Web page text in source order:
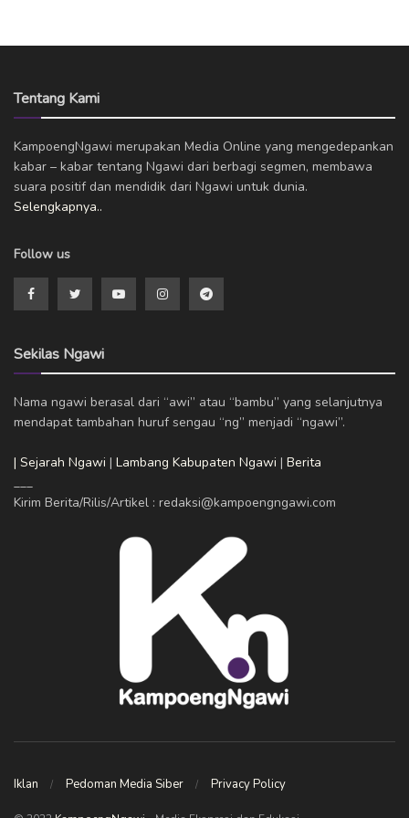
Tentang Kami
KampoengNgawi merupakan Media Online yang mengedepankan
kabar – kabar tentang Ngawi dari berbagi segmen, membawa
suara positif dan mendidik dari Ngawi untuk dunia.
Selengkapnya..
Follow us
Sekilas Ngawi
Nama ngawi berasal dari “awi” atau “bambu” yang selanjutnya
mendapat tambahan huruf sengau “ng” menjadi “ngawi”.
| Sejarah Ngawi | Lambang Kabupaten Ngawi | Berita
___
Kirim Berita/Rilis/Artikel : redaksi@kampoengngawi.com
Iklan Pedoman Media Siber Privacy Policy